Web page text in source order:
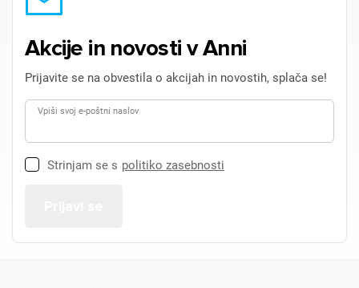
Akcije in novosti v Anni
Prijavite se na obvestila o akcijah in novostih, splača se!
Vpiši svoj e-poštni naslov
Strinjam se s politiko zasebnosti